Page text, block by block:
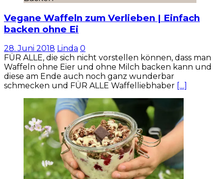
Vegane Waffeln zum Verlieben | Einfach
backen ohne Ei
28. Juni 2018 Linda 0
FÜR ALLE, die sich nicht vorstellen können, dass man
Waffeln ohne Eier und ohne Milch backen kann und
diese am Ende auch noch ganz wunderbar
schmecken und FÜR ALLE Waffelliebhaber […]